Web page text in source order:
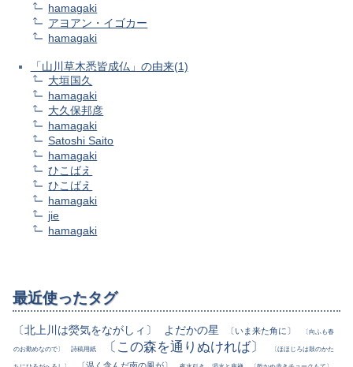
hamagaki
アヨアン・イゴカー
hamagaki
「山川草木悉皆成仏」の由来(1)
大垣国久
hamagaki
大久保邦彦
hamagaki
Satoshi Saito
hamagaki
ひこばえ
ひこばえ
hamagaki
jie
hamagaki
最近使ったタグ
〔北上川は熒気をながしィ〕 よだかの星 〔いま来た角に〕 〔向ふも春
のお勤めなので〕 詩稿用紙 〔この森を通りぬければ〕 〔ほほじろは鼓のかた